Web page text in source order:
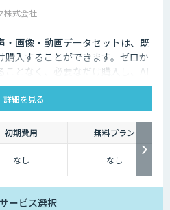
株式会社
・画像・動画データセットは、既
入することができます。ゼロか
ことなく、必要なだけ購入し、AI
詳細を見る
初期費用
無料プラン
なし なし
サービス選択